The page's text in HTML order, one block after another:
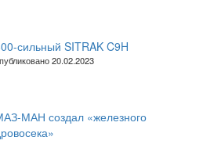
сильный SITRAK C9H
20.02.2023
МАН создал «железного